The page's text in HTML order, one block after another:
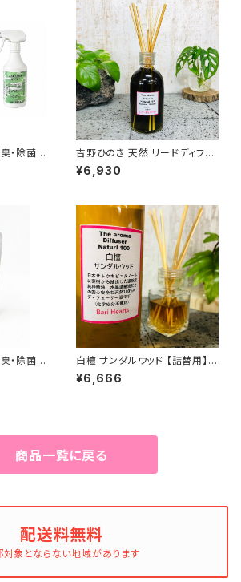
・除菌ス
約520m
吉野ひのき 天然 リードディフュ
ーザー 328ml
¥6,930
・除菌ス
)タイ
白檀 サンダルウッド 【詰替用】天
然リードディフューザー 328ml
¥6,666
商品一覧に戻る
配送料無料
対象とならない地域があります